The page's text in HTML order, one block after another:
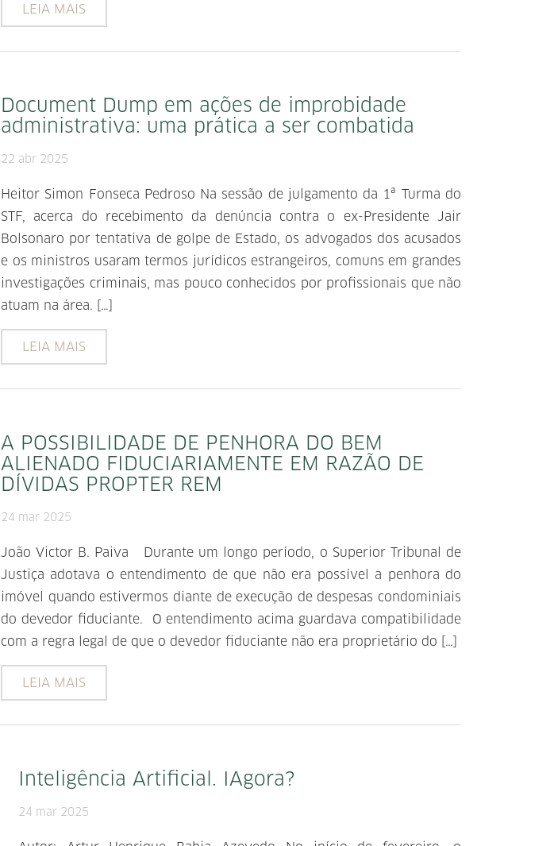
LEIA MAIS
Document Dump em ações de improbidade
administrativa: uma prática a ser combatida
22 abr 2025
Heitor Simon Fonseca Pedroso Na sessão de julgamento da 1ª Turma do
STF, acerca do recebimento da denúncia contra o ex-Presidente Jair
Bolsonaro por tentativa de golpe de Estado, os advogados dos acusados
e os ministros usaram termos jurídicos estrangeiros, comuns em grandes
investigações criminais, mas pouco conhecidos por profissionais que não
atuam na área. […]
LEIA MAIS
A POSSIBILIDADE DE PENHORA DO BEM
ALIENADO FIDUCIARIAMENTE EM RAZÃO DE
DÍVIDAS PROPTER REM
24 mar 2025
João Victor B. Paiva Durante um longo período, o Superior Tribunal de
Justiça adotava o entendimento de que não era possível a penhora do
imóvel quando estivermos diante de execução de despesas condominiais
do devedor fiduciante. O entendimento acima guardava compatibilidade
com a regra legal de que o devedor fiduciante não era proprietário do […]
LEIA MAIS
Inteligência Artificial. IAgora?
24 mar 2025